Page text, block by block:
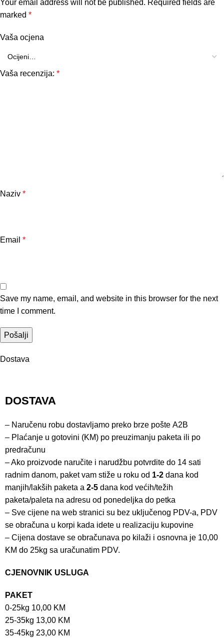
Your email address will not be published. Required fields are
marked *
Vaša ocjena
Vaša recenzija: *
Naziv *
Email *
Save my name, email, and website in this browser for the next
time I comment.
Dostava
DOSTAVA
– Naručenu robu dostavljamo preko brze pošte A2B
– Plaćanje u gotovini (KM) po preuzimanju paketa ili po
predračunu
– Ako proizvode naručite i narudžbu potvrdite do 14 sati
radnim danom, paket vam stiže u roku od 1-2 dana kod
manjih/lakših paketa a 2-5 dana kod većih/težih
paketa/paleta na adresu od ponedeljka do petka
– Sve cijene na web stranici su bez uključenog PDV-a, PDV
se obračuna u korpi kada idete u realizaciju kupovine
– Cijena dostave se obračunava po kilaži i osnovna je 10,00
KM do 25kg sa uračunatim PDV.
CJENOVNIK USLUGA
PAKET
0-25kg 10,00 KM
25-35kg 13,00 KM
35-45kg 23,00 KM